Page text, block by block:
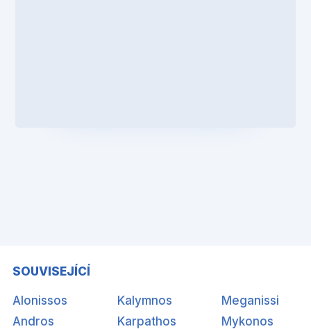
SOUVISEJÍCÍ
Alonissos
Andros
Kalymnos
Karpathos
Meganissi
Mykonos